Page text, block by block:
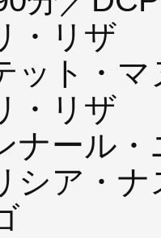
・リザ
ット・
・リザ
ナール・
シア・